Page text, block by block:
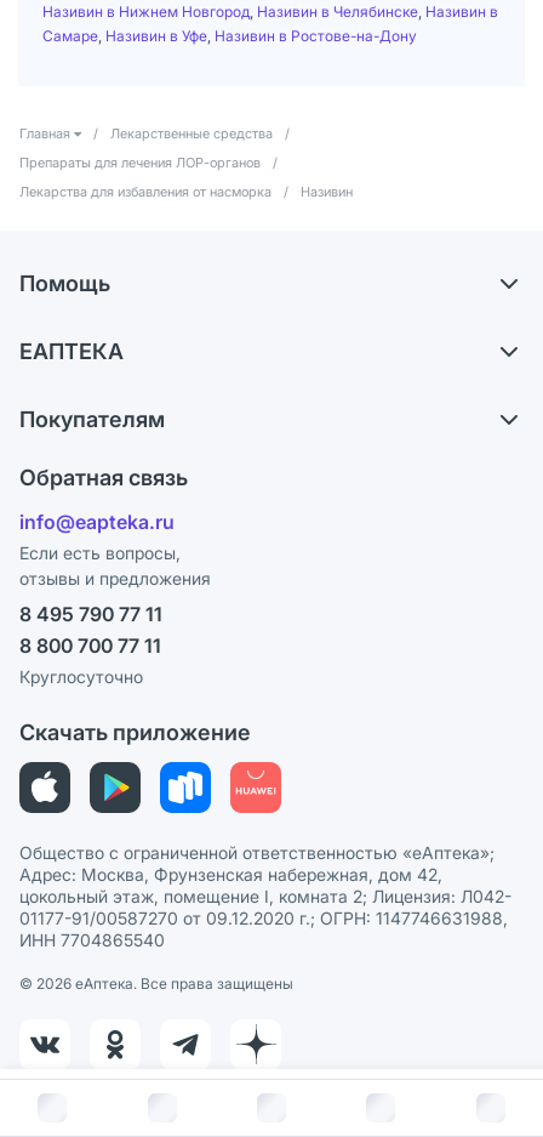
В корзину за руб.
Називин в Нижнем Новгород Називин в Челябинске Називин в
Самаре Називин в Уфе Називин в Ростове-на-Дону
Главная / Лекарственные средства
/
Препараты для лечения ЛОР-органов
/
Лекарства для избавления от насморка
/ Називин
Помощь
Обмен и возврат
Блог
ЕАПТЕКА
Карьера
Поставщики
Лицензия
Реклама на сайте
Ваши товары на ЕАПТЕКЕ
СМИ о нас
Покупателям
Программа СберСпасибо
Политика конфиденциальности
Пользовательское соглашение
Политика рекомендаций
Политика в отношении обработки персональных данных
Обратная связь
info@eapteka.ru
Если есть вопросы,
отзывы и предложения
8 495 790 77 11
8 800 700 77 11
Круглосуточно
Скачать приложение
Общество с ограниченной ответственностью «еАптека»;
Адрес: Москва, Фрунзенская набережная, дом 42,
цокольный этаж, помещение I, комната 2; Лицензия: Л042-
01177-91/00587270 от 09.12.2020 г.; ОГРН: 1147746631988,
ИНН 7704865540
© 2026 eАптека. Все права защищены